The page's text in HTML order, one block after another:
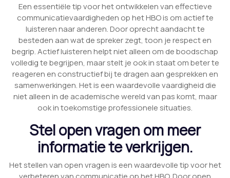
Een essentiële tip voor het ontwikkelen van effectieve
communicatievaardigheden op het HBO is om actief te
luisteren naar anderen. Door oprecht aandacht te
besteden aan wat de spreker zegt, toon je respect en
begrip. Actief luisteren helpt niet alleen om de boodschap
volledig te begrijpen, maar stelt je ook in staat om beter te
reageren en constructief bij te dragen aan gesprekken en
samenwerkingen. Het is een waardevolle vaardigheid die
niet alleen in de academische wereld van pas komt, maar
ook in toekomstige professionele situaties.
Stel open vragen om meer
informatie te verkrijgen.
Het stellen van open vragen is een waardevolle tip voor het